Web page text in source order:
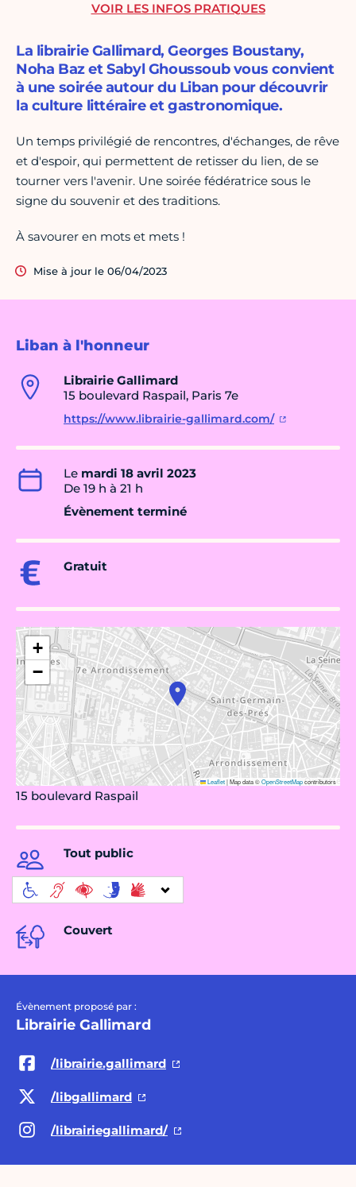
Liban à l'honneur
Librairie Gallimard
15 boulevard Raspail, Paris 7e
https://www.librairie-gallimard.com/
Le mardi 18 avril 2023
De 19 h à 21 h
Évènement terminé
Gratuit
+
−
Leaflet|Map data ©OpenStreetMapcontributors
15 boulevard Raspail
Tout public
Couvert
Évènement proposé par :
Librairie Gallimard
/librairie.gallimard
/libgallimard
/librairiegallimard/
La librairie Gallimard, Georges Boustany,
Noha Baz et Sabyl Ghoussoub vous convient
à une soirée autour du Liban pour découvrir
la culture littéraire et gastronomique.
Un temps privilégié de rencontres, d'échanges, de rêve
et d'espoir, qui permettent de retisser du lien, de se
tourner vers l'avenir. Une soirée fédératrice sous le
signe du souvenir et des traditions.
À savourer en mots et mets !
Mise à jour le 06/04/2023
VOIR LES INFOS PRATIQUES